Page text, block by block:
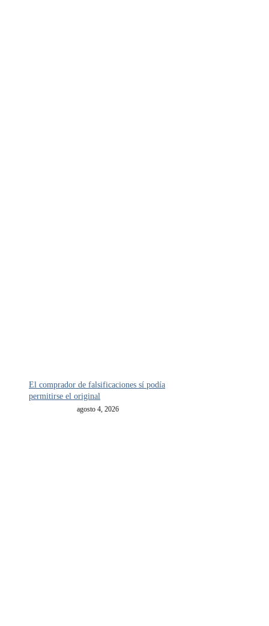
El comprador de falsificaciones sí podía
permitirse el original
agosto 4, 2026